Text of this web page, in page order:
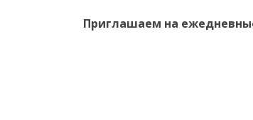
Приглашаем на